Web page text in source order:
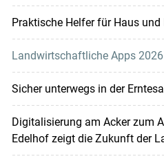
Praktische Helfer für Haus und
Landwirtschaftliche Apps
Sicher unterwegs in der
Digitalisierung am Acker zum
Edelhof zeigt die Zukunft der